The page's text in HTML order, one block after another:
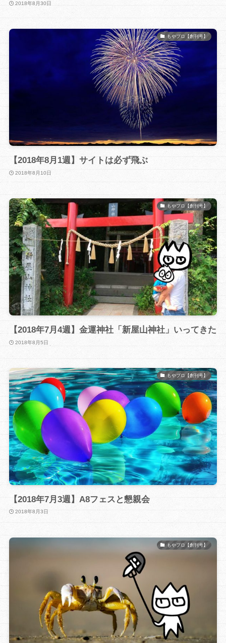
2018年8月30日
もやブロ【創刊号】
【2018年8月1週】サイトは必ず飛ぶ
2018年8月10日
もやブロ【創刊号】
【2018年7月4週】金運神社「新屋山神社」いってきた
2018年8月5日
もやブロ【創刊号】
【2018年7月3週】A8フェスと懇親会
2018年8月3日
もやブロ【創刊号】